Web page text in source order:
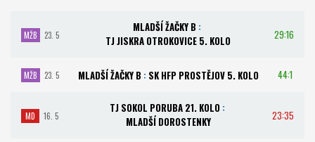
MŽB 23. 5
MLADŠÍ ŽAČKY B :
TJ JISKRA OTROKOVICE 5. KOLO
29:16
MŽB 23. 5 MLADŠÍ ŽAČKY B : SK HFP PROSTĚJOV 5. KOLO 44:1
MD 16. 5
TJ SOKOL PORUBA 21. KOLO :
MLADŠÍ DOROSTENKY
23:35